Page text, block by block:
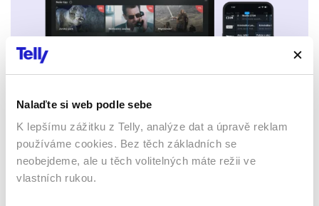
Nalaďte si web podle sebe
K lepšímu zážitku z Telly, analýze dat a úpravě reklam
používáme cookies. Bez těch základních se
neobejdeme, ale u těch volitelných máte režii ve
vlastních rukou.
Mobily a tablety (Android a Apple)